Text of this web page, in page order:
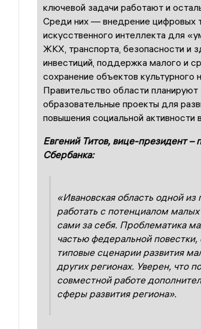
ключевой задачи работают и
Среди них — внедрение цифровых
искусственного интеллекта для
ЖКХ, транспорта, безопасности и
инвестиций, поддержка малого и
сохранение объектов
Правительство области
образовательные проекты для
повышения социальной активности
Евгений Титов, вице-президент –
Сбербанка:
«Ивановская область одной
работать с потенциалом
сами за себя. Проблематика
частью федеральной
типовые сценарии развития
других регионах. Уверен, что
совместной работе
сферы развития региона».